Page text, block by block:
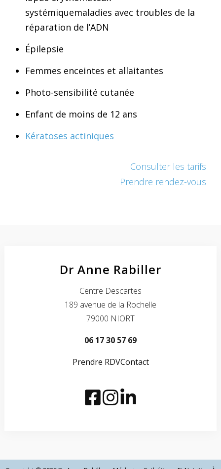
systémiquemaladies avec troubles de la
réparation de l’ADN
Épilepsie
Femmes enceintes et allaitantes
Photo-sensibilité cutanée
Enfant de moins de 12 ans
Kératoses actiniques
Consulter les tarifs
Prendre rendez-vous
Dr Anne Rabiller
Centre Descartes
189 avenue de la Rochelle
79000 NIORT
06 17 30 57 69
Prendre RDVContact